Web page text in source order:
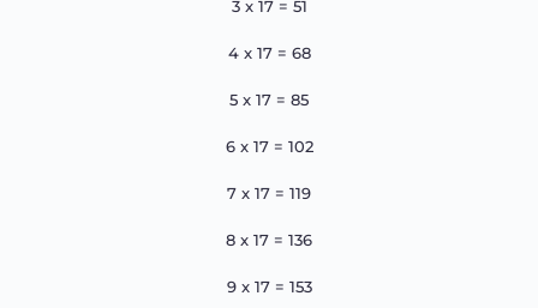
3 x 17 = 51
4 x 17 = 68
5 x 17 = 85
6 x 17 = 102
7 x 17 = 119
8 x 17 = 136
9 x 17 = 153